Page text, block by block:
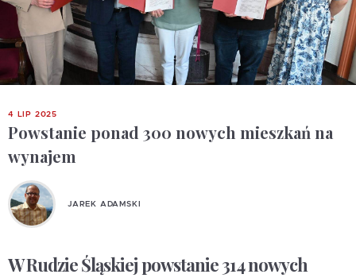
4 LIP 2025
Powstanie ponad 300 nowych mieszkań na
wynajem
JAREK ADAMSKI
W Rudzie Śląskiej powstanie 314 nowych